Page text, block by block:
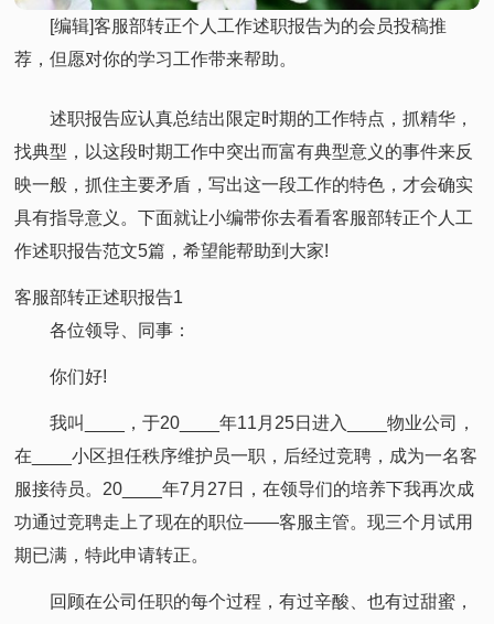
[编辑]客服部转正个人工作述职报告为的会员投稿推
荐，但愿对你的学习工作带来帮助。
述职报告应认真总结出限定时期的工作特点，抓精华，
找典型，以这段时期工作中突出而富有典型意义的事件来反
映一般，抓住主要矛盾，写出这一段工作的特色，才会确实
具有指导意义。下面就让小编带你去看看客服部转正个人工
作述职报告范文5篇，希望能帮助到大家!
客服部转正述职报告1
各位领导、同事：
你们好!
我叫____，于20____年11月25日进入____物业公司，
在____小区担任秩序维护员一职，后经过竞聘，成为一名客
服接待员。20____年7月27日，在领导们的培养下我再次成
功通过竞聘走上了现在的职位——客服主管。现三个月试用
期已满，特此申请转正。
回顾在公司任职的每个过程，有过辛酸、也有过甜蜜，